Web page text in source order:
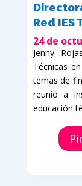
Red IES
24 de
Jenny
Técnicas
temas de
reunió a
educación